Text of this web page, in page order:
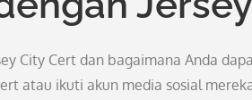
City Cert dan bagaimana Anda
atau ikuti akun media sosial